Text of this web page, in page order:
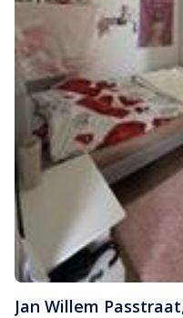
Jan Willem Passtraat